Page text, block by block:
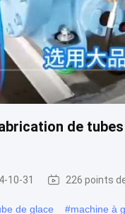
de
10-31 226 points
de glace #machine à